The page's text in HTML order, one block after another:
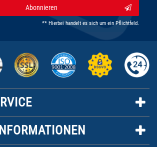
Abonnieren
** Hierbei handelt es sich um ein Pflichtfeld.